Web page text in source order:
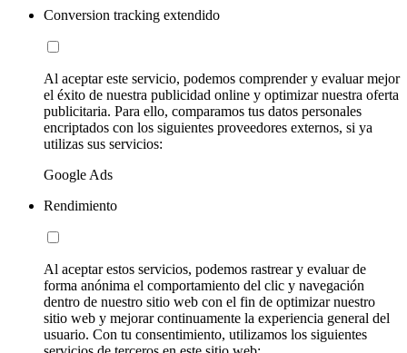
Conversion tracking extendido
Al aceptar este servicio, podemos comprender y evaluar mejor
el éxito de nuestra publicidad online y optimizar nuestra oferta
publicitaria. Para ello, comparamos tus datos personales
encriptados con los siguientes proveedores externos, si ya
utilizas sus servicios:
Google Ads
Rendimiento
Al aceptar estos servicios, podemos rastrear y evaluar de
forma anónima el comportamiento del clic y navegación
dentro de nuestro sitio web con el fin de optimizar nuestro
sitio web y mejorar continuamente la experiencia general del
usuario. Con tu consentimiento, utilizamos los siguientes